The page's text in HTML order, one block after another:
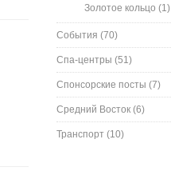
Золотое кольцо (1)
События (70)
Спа-центры (51)
Спонсорские посты (7)
Средний Восток (6)
Транспорт (10)